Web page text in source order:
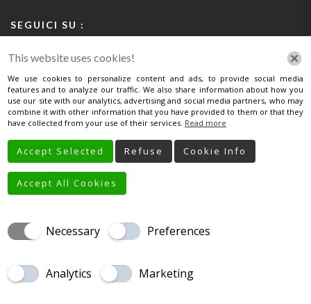
SEGUICI SU :
INFORMATIVA
Informativa Privacy Per Clienti
Informativa Privacy Per Fornitori
HOME CHI SIAMO SERVIZI
PRIVACY
This website uses cookies!
We use cookies to personalize content and ads, to provide social media
features and to analyze our traffic. We also share information about how you
use our site with our analytics, advertising and social media partners, who may
combine it with other information that you have provided to them or that they
have collected from your use of their services. Read more
Accept Selected Refuse Cookie Info
Accept All Cookies
Necessary Preferences
Analytics Marketing